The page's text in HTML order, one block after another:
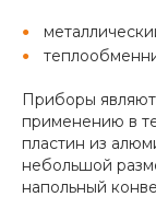
Приборы
применению в
пластин из
небольшой
напольный